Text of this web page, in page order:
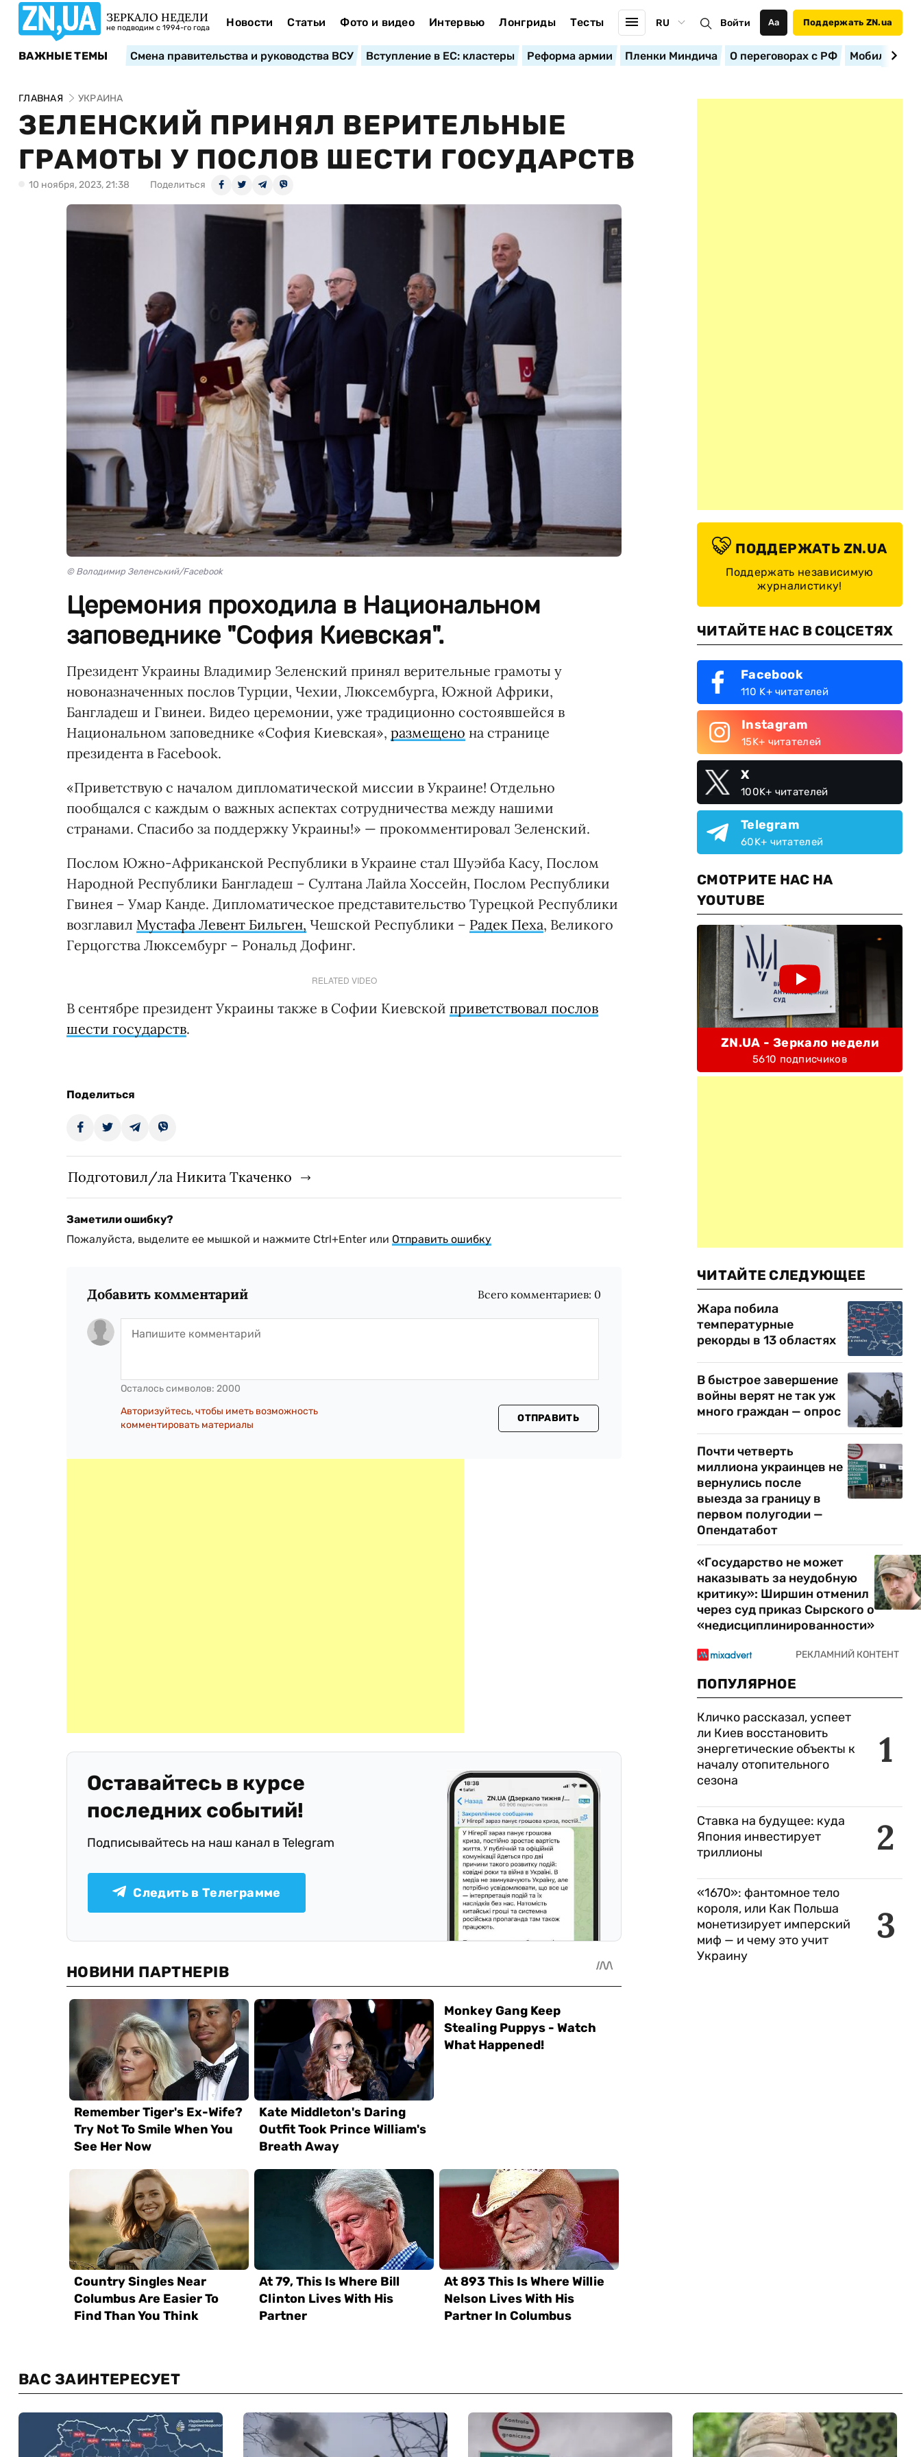
ЗЕРКАЛО НЕДЕЛИ
не подводим с 1994-го года Новости Статьи Фото и видео Интервью Лонгриды Тесты RU Войти Аа Поддержать ZN.ua
ВАЖНЫЕ ТЕМЫ Смена правительства и руководства ВСУ Вступление в ЕС: кластеры Реформа армии Пленки Миндича О переговорах с РФ
ГЛАВНАЯ УКРАИНА
ЗЕЛЕНСКИЙ ПРИНЯЛ ВЕРИТЕЛЬНЫЕ
ГРАМОТЫ У ПОСЛОВ ШЕСТИ ГОСУДАРСТВ
10 ноября, 2023, 21:38 Поделиться
© Володимир Зеленський/Facebook
Церемония проходила в Национальном
заповеднике "София Киевская".
Президент Украины Владимир Зеленский принял верительные грамоты у
новоназначенных послов Турции, Чехии, Люксембурга, Южной Африки,
Бангладеш и Гвинеи. Видео церемонии, уже традиционно состоявшейся в
Национальном заповеднике «София Киевская», размещено на странице
президента в Facebook.
«Приветствую с началом дипломатической миссии в Украине! Отдельно
пообщался с каждым о важных аспектах сотрудничества между нашими
странами. Спасибо за поддержку Украины!» — прокомментировал Зеленский.
Послом Южно-Африканской Республики в Украине стал Шуэйба Касу, Послом
Народной Республики Бангладеш – Султана Лайла Хоссейн, Послом Республики
Гвинея – Умар Канде. Дипломатическое представительство Турецкой Республики
возглавил Мустафа Левент Бильген, Чешской Республики – Радек Пеха, Великого
Герцогства Люксембург – Рональд Дофинг.
RELATED VIDEO
В сентябре президент Украины также в Софии Киевской приветствовал послов
шести государств.
Поделиться
Подготовил/ла Никита Ткаченко
Заметили ошибку?
Пожалуйста, выделите ее мышкой и нажмите Ctrl+Enter или Отправить ошибку
Добавить комментарий Всего комментариев: 0
Осталось символов: 2000
Авторизуйтесь, чтобы иметь возможность
комментировать материалы
ОТПРАВИТЬ
Оставайтесь в курсе
последних событий!
Подписывайтесь на наш канал в Telegram
Следить в Телеграмме
ПОДДЕРЖАТЬ ZN.UA
Поддержать независимую
журналистику!
ЧИТАЙТЕ НАС В СОЦСЕТЯХ
Facebook
110 K+ читателей
Instagram
15K+ читателей
X
100K+ читателей
Telegram
60K+ читателей
СМОТРИТЕ НАС НА
YOUTUBE
ZN.UA - Зеркало недели
5610 подписчиков
ЧИТАЙТЕ СЛЕДУЮЩЕЕ
Жара побила
температурные
рекорды в 13 областях
В быстрое завершение
войны верят не так уж
много граждан — опрос
Почти четверть
миллиона украинцев не
вернулись после
выезда за границу в
первом полугодии —
Опендатабот
«Государство не может
наказывать за неудобную
критику»: Ширшин отменил
через суд приказ Сырского о
«недисциплинированности»
ПОПУЛЯРНОЕ
1
Кличко рассказал, успеет
ли Киев восстановить
энергетические объекты к
началу отопительного
сезона
2
Ставка на будущее: куда
Япония инвестирует
триллионы
3
«1670»: фантомное тело
короля, или Как Польша
монетизирует имперский
миф — и чему это учит
Украину
ВАС ЗАИНТЕРЕСУЕТ